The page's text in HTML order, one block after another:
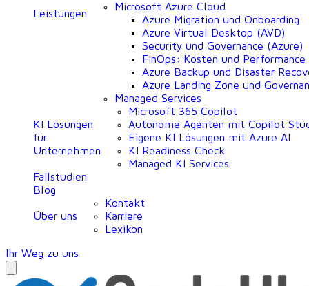
Leistungen
Microsoft Azure Cloud
Azure Migration und Onboarding
Azure Virtual Desktop (AVD)
Security und Governance (Azure)
FinOps: Kosten und Performance
Azure Backup und Disaster
Azure Landing Zone und
Managed Services
KI Lösungen
für
Unternehmen
Microsoft 365 Copilot
Autonome Agenten mit Copilot
Eigene KI Lösungen mit Azure AI
KI Readiness Check
Managed KI Services
Fallstudien
Blog
Über uns
Kontakt
Karriere
Lexikon
Ihr Weg zu uns